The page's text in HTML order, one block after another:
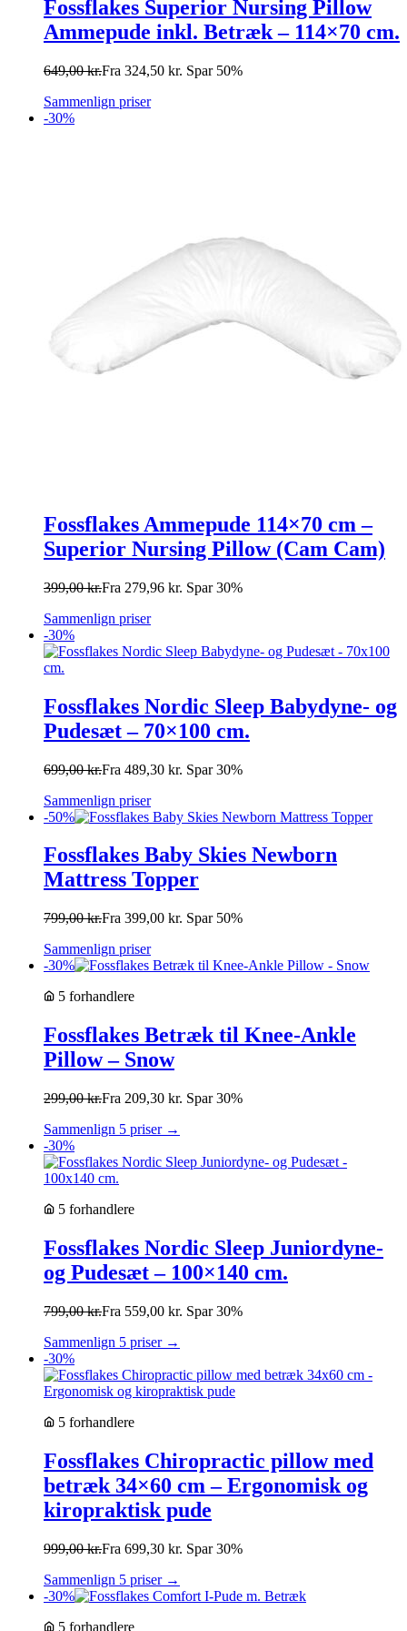
Fossflakes Superior Nursing Pillow
Ammepude inkl. Betræk – 114×70 cm.
649,00kr.Fra 324,50 kr. Spar 50%
Sammenlign priser
-30%
Fossflakes Ammepude 114×70 cm –
Superior Nursing Pillow (Cam Cam)
399,00kr.Fra 279,96 kr. Spar 30%
Sammenlign priser
-30%
Fossflakes Nordic Sleep Babydyne- og
Pudesæt – 70×100 cm.
699,00kr.Fra 489,30 kr. Spar 30%
Sammenlign priser
-50%
Fossflakes Baby Skies Newborn
Mattress Topper
799,00kr.Fra 399,00 kr. Spar 50%
Sammenlign priser
-30%
5 forhandlere
Fossflakes Betræk til Knee-Ankle
Pillow – Snow
299,00kr.Fra 209,30 kr. Spar 30%
Sammenlign 5 priser →
-30%
5 forhandlere
Fossflakes Nordic Sleep Juniordyne-
og Pudesæt – 100×140 cm.
799,00kr.Fra 559,00 kr. Spar 30%
Sammenlign 5 priser →
-30%
5 forhandlere
Fossflakes Chiropractic pillow med
betræk 34×60 cm – Ergonomisk og
kiropraktisk pude
999,00kr.Fra 699,30 kr. Spar 30%
Sammenlign 5 priser →
-30%
5 forhandlere